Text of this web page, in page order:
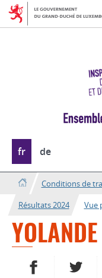
Aller
Aller
au
Changer
de
langue
fr de
Conditions de
Résultats 2024
Vue
PARTAGER SUR